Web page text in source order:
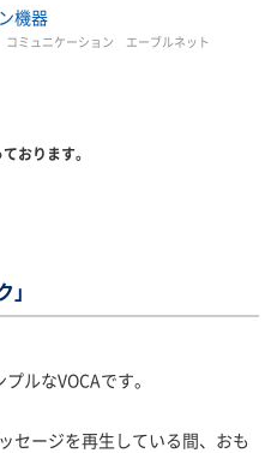
機器
ミュニケーション エーブルネット
おります。
ルなVOCAです。
セージを再生している間、おも